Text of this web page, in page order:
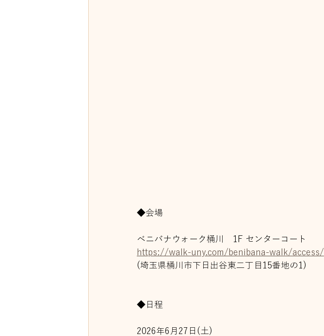
◆会場
ベニバナウォーク桶川　1F センターコート
https://walk-uny.com/benibana-walk/access/
(埼玉県桶川市下日出谷東二丁目15番地の1)
◆日程
2026年6月27日(土)